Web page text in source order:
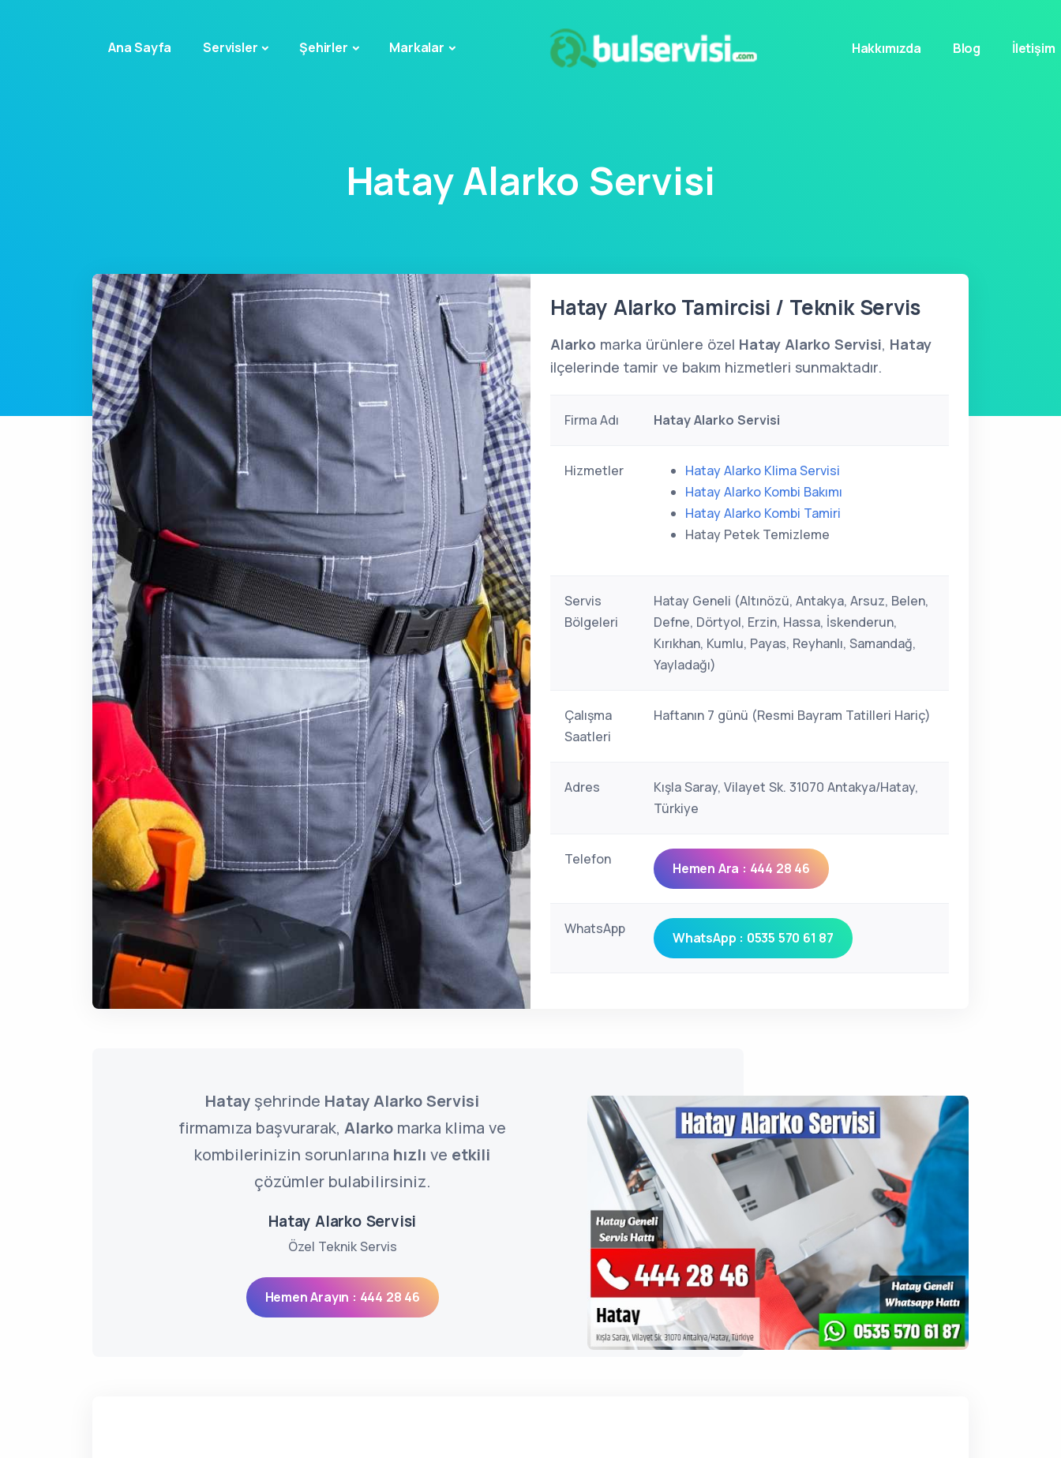
Ana Sayfa Servisler Şehirler Markalar Hakkımızda Blog İletişim
Hatay Alarko Servisi
Hatay Alarko Tamircisi / Teknik Servis
Alarko marka ürünlere özel Hatay Alarko Servisi, Hatay
ilçelerinde tamir ve bakım hizmetleri sunmaktadır.
Firma Adı Hatay Alarko Servisi
Hizmetler
Hatay Alarko Klima Servisi
Hatay Alarko Kombi Bakımı
Hatay Alarko Kombi Tamiri
Hatay Petek Temizleme
Servis
Bölgeleri
Hatay Geneli (Altınözü, Antakya, Arsuz, Belen,
Defne, Dörtyol, Erzin, Hassa, İskenderun,
Kırıkhan, Kumlu, Payas, Reyhanlı, Samandağ,
Yayladağı)
Çalışma
Saatleri
Haftanın 7 günü (Resmi Bayram Tatilleri Hariç)
Adres
Kışla Saray, Vilayet Sk. 31070 Antakya/Hatay,
Türkiye
Telefon
Hemen Ara : 444 28 46
WhatsApp
WhatsApp : 0535 570 61 87
Hatay şehrinde Hatay Alarko Servisi
firmamıza başvurarak, Alarkomarka klima ve
kombilerinizin sorunlarına hızlı ve etkili
çözümler bulabilirsiniz.
Hatay Alarko Servisi
Özel Teknik Servis
Hemen Arayın : 444 28 46